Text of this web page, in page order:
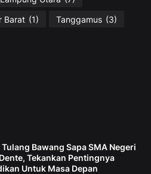
Barat (1) Tanggamus (3)
Bawang Sapa SMA Negeri
Tekankan Pentingnya
Untuk Masa Depan